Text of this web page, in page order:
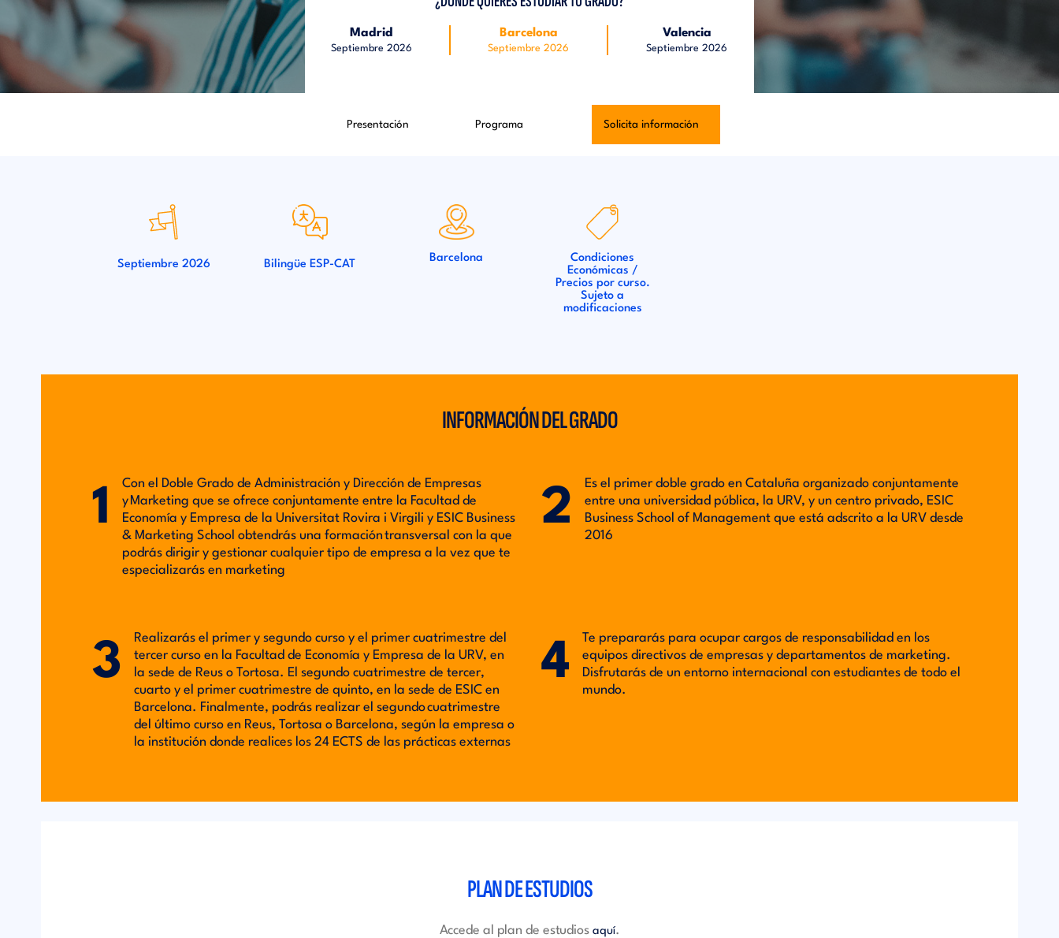
Madrid
Septiembre 2026
Barcelona
Septiembre 2026
Valencia
Septiembre 2026
Presentación Programa Solicita información
Septiembre 2026 Bilingüe ESP-CAT
Barcelona
Condiciones
Económicas /
Precios por curso.
Sujeto a
modificaciones
INFORMACIÓN DEL GRADO
1
Con el Doble Grado de Administración y Dirección de Empresas
y Marketing que se ofrece conjuntamente entre la Facultad de
Economía y Empresa de la Universitat Rovira i Virgili y ESIC Business
& Marketing School obtendrás una formación transversal con la que
podrás dirigir y gestionar cualquier tipo de empresa a la vez que te
especializarás en marketing
2
Es el primer doble grado en Cataluña organizado conjuntamente
entre una universidad pública, la URV, y un centro privado, ESIC
Business School of Management que está adscrito a la URV desde
2016
3
Realizarás el primer y segundo curso y el primer cuatrimestre del
tercer curso en la Facultad de Economía y Empresa de la URV, en
la sede de Reus o Tortosa. El segundo cuatrimestre de tercer,
cuarto y el primer cuatrimestre de quinto, en la sede de ESIC en
Barcelona. Finalmente, podrás realizar el segundo cuatrimestre
del último curso en Reus, Tortosa o Barcelona, ​​según la empresa o
la institución donde realices los 24 ECTS de las prácticas externas
4
Te prepararás para ocupar cargos de responsabilidad en los
equipos directivos de empresas y departamentos de marketing.
Disfrutarás de un entorno internacional con estudiantes de todo el
mundo.
PLAN DE ESTUDIOS
Accede al plan de estudios aquí.